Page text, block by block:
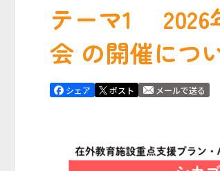
テーマ1 2026
会 の開催につ
シェア ポスト メールで送る